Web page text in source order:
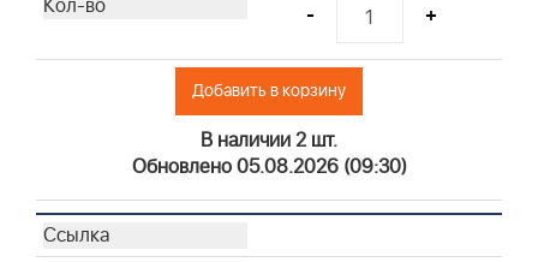
- +
Добавить в корзину
В наличии 2 шт.
Обновлено 05.08.2026 (09:30)